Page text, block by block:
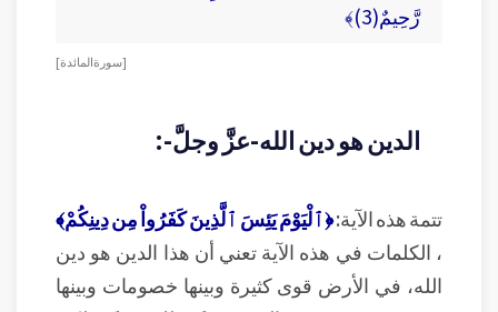
رَّحِيمٌ(3)﴾
[ سورة المائدة ]
الدين هو دين الله-عزَّ وجلَّ-:
تتمة هذه الآية:﴿ٱلْيَوْمَ يَئِسَ ٱلَّذِينَ كَفَرُواْ مِن دِينِكُمْ﴾
، الكلمات في هذه الآية تعني أن هذا الدين هو دين
الله، في الأرض قوى كثيرة وبينها خصومات وبينها